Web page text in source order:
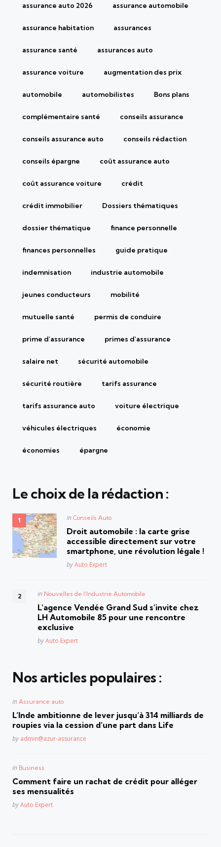
assurance auto 2026 assurance automobile
assurance habitation assurances
assurance santé assurances auto
assurance voiture augmentation des prix
automobile automobilistes Bons plans
complémentaire santé conseils assurance
conseils assurance auto conseils rédaction
conseils épargne coût assurance auto
coût assurance voiture crédit
crédit immobilier Dossiers thématiques
dossier thématique finance personnelle
finances personnelles guide pratique
indemnisation industrie automobile
jeunes conducteurs mobilité
mutuelle santé permis de conduire
prime d'assurance primes d'assurance
salaire net sécurité automobile
sécurité routière tarifs assurance
tarifs assurance auto voiture électrique
véhicules électriques économie
économies épargne
Le choix de la rédaction :
Posted
in Conseils Auto
Droit automobile : la carte grise
accessible directement sur votre
smartphone, une révolution légale !
Posted
byAuto Expert
Posted
in Nouvelles de l'Industrie Automobile
L’agence Vendée Grand Sud s’invite chez
LH Automobile 85 pour une rencontre
exclusive
Posted
byAuto Expert
Nos articles populaires :
Posted
in Assurance auto
L’Inde ambitionne de lever jusqu’à 314 milliards de
roupies via la cession d’une part dans Life
Posted
by admin@azur-assurance
Posted
in Business
Comment faire un rachat de crédit pour alléger
ses mensualités
Posted
byAuto Expert